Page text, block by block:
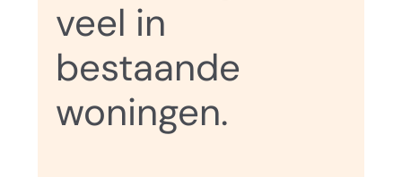
veel in
bestaande
woningen.